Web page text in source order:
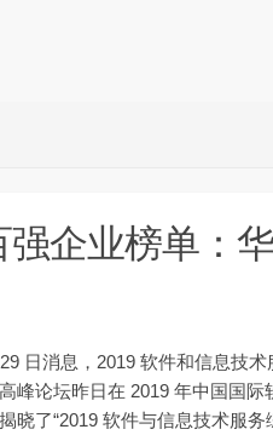
强企业榜单：
消息，2019 软件和信息技术
峰论坛昨日在 2019 年中国国
晓了“2019 软件与信息技术服